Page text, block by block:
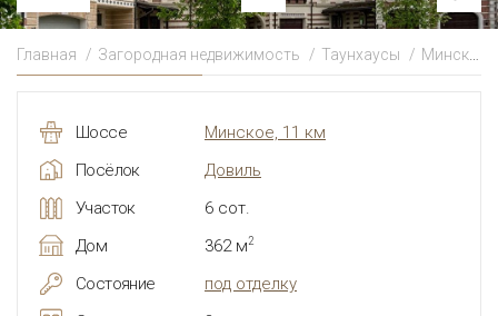
Главная Загородная недвижимость Таунхаусы Минское
Шоссе
Минское, 11 км
Посёлок
Довиль
Участок
6 сот.
Дом
362 м2
Состояние
под отделку